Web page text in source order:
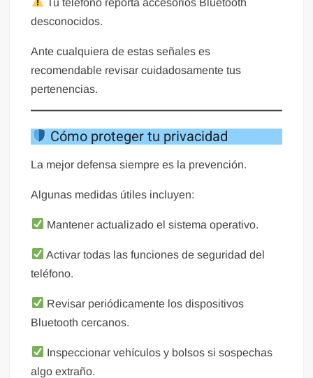
desconocidos.
Ante cualquiera de estas señales es
recomendable revisar cuidadosamente tus
pertenencias.
Cómo proteger tu privacidad
La mejor defensa siempre es la prevención.
Algunas medidas útiles incluyen:
Mantener actualizado el sistema operativo.
Activar todas las funciones de seguridad del
teléfono.
Revisar periódicamente los dispositivos
Bluetooth cercanos.
Inspeccionar vehículos y bolsos si sospechas
algo extraño.